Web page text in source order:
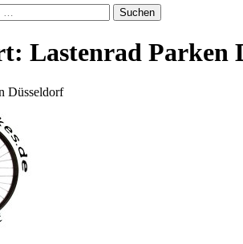
Lastenrad Parken
Düsseldorf